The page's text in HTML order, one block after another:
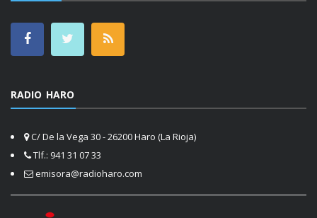
RADIO HARO
C/ De la Vega 30 - 26200 Haro (La Rioja)
Tlf.: 941 31 07 33
emisora@radioharo.com